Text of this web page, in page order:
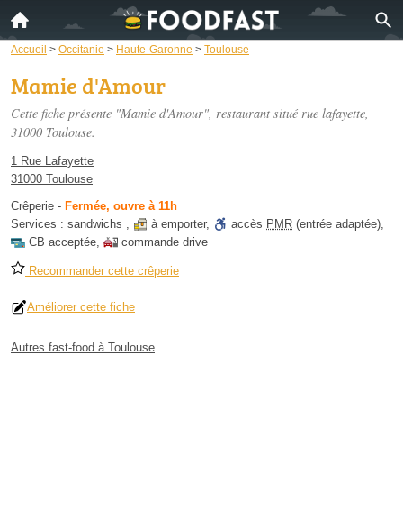
Accueil > Occitanie > Haute-Garonne > Toulouse
Mamie d'Amour
Cette fiche présente "Mamie d'Amour", restaurant situé rue lafayette,
31000 Toulouse.
1 Rue Lafayette
31000 Toulouse
Crêperie - Fermée, ouvre à 11h
Services : sandwichs , à emporter, accès PMR (entrée adaptée),
CB acceptée, commande drive
Recommander cette crêperie
Améliorer cette fiche
Autres fast-food à Toulouse